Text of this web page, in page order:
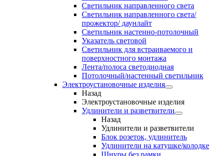
Светильник направленного света
Светильник направленного света/
прожектор/ даунлайт
Светильник настенно-потолочный
Указатель световой
Светильник для встраиваемого и
поверхностного монтажа
Лента/полоса светодиодная
Потолочный/настенный светильник
Электроустановочные изделия
Назад
Электроустановочные изделия
Удлинители и разветвители
Назад
Удлинители и разветвители
Блок розеток, удлинитель
Удлинители на катушке/колодке
Шнуры без рамки